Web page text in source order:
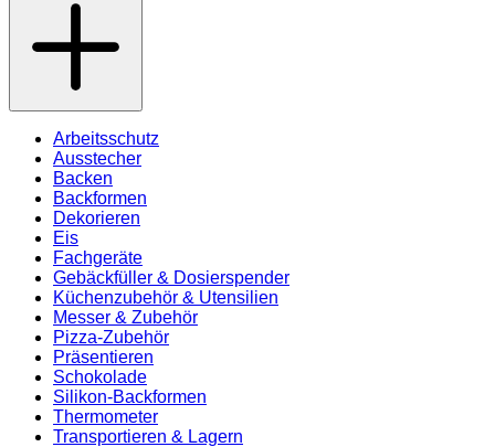
Arbeitsschutz
Ausstecher
Backen
Backformen
Dekorieren
Eis
Fachgeräte
Gebäckfüller & Dosierspender
Küchenzubehör & Utensilien
Messer & Zubehör
Pizza-Zubehör
Präsentieren
Schokolade
Silikon-Backformen
Thermometer
Transportieren & Lagern